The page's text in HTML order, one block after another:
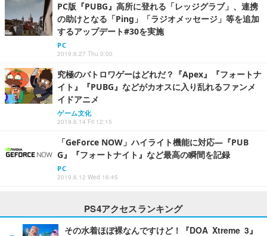
PC版『PUBG』高所に登れる「レッジグラブ」、連携
の助けとなる「Ping」「ラジオメッセージ」等を追加
するアップデート#30を実施
PC
2019.6.27 Thu 0:00
究極のバトロワゲーはどれだ？『Apex』『フォートナ
イト』『PUBG』などがカオスに入り乱れるファンメ
イドアニメ
ゲーム文化
2019.6.14 Fri 12:15
「GeForce NOW」ハイライト機能に対応―『PUB
G』『フォートナイト』など最高の瞬間を記録
PC
2019.6.12 Wed 16:45
PS4アクセスランキング
その水着ほぼ裸なんですけど！『DOA Xtreme 3』